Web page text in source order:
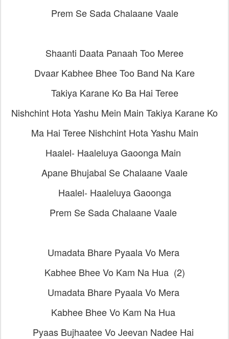
Prem Se Sada Chalaane Vaale
Shaanti Daata Panaah Too Meree
Dvaar Kabhee Bhee Too Band Na Kare
Takiya Karane Ko Ba Hai Teree
Nishchint Hota Yashu Mein Main Takiya Karane Ko
Ma Hai Teree Nishchint Hota Yashu Main
Haalel- Haaleluya Gaoonga Main
Apane Bhujabal Se Chalaane Vaale
Haalel- Haaleluya Gaoonga
Prem Se Sada Chalaane Vaale
Umadata Bhare Pyaala Vo Mera
Kabhee Bhee Vo Kam Na Hua (2)
Umadata Bhare Pyaala Vo Mera
Kabhee Bhee Vo Kam Na Hua
Pyaas Bujhaatee Vo Jeevan Nadee Hai